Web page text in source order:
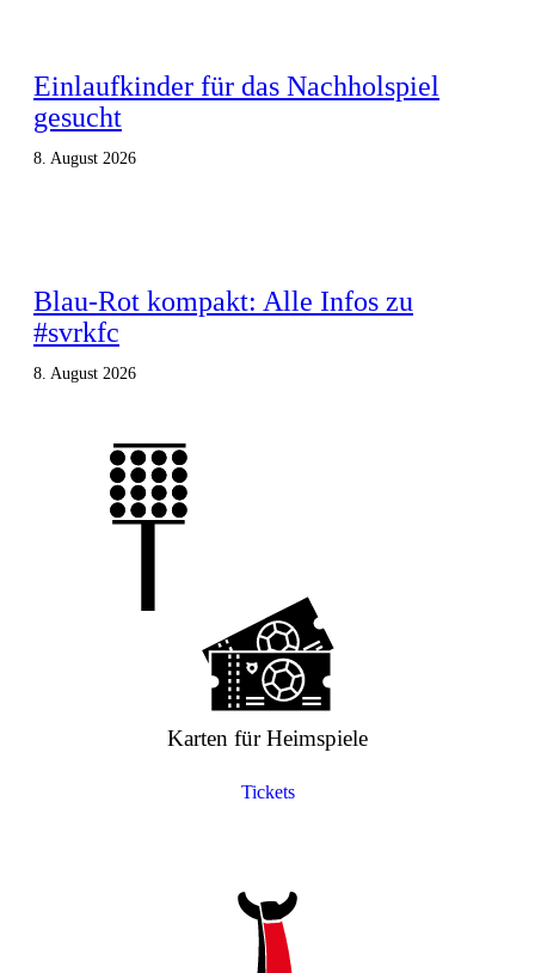
Einlaufkinder für das Nachholspiel
gesucht
8. August 2026
Blau-Rot kompakt: Alle Infos zu
#svrkfc
8. August 2026
Karten für Heimspiele
Tickets